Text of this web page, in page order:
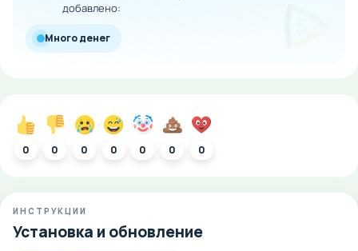
добавлено:
Много денег
0 0 0 0 0 0 0
ИНСТРУКЦИИ
Установка и обновление